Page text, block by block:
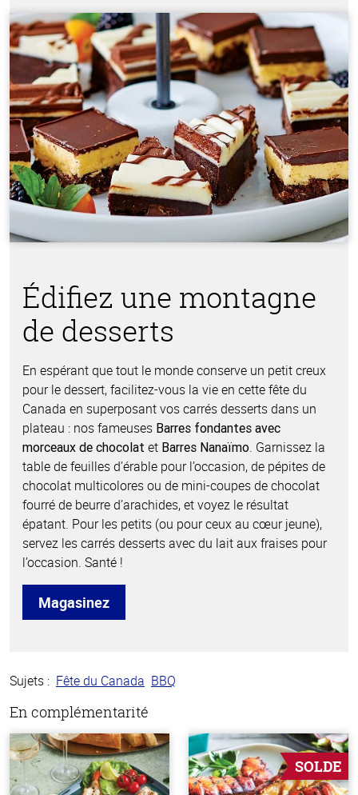
Édifiez une montagne
de desserts
En espérant que tout le monde conserve un petit creux
pour le dessert, facilitez-vous la vie en cette fête du
Canada en superposant vos carrés desserts dans un
plateau : nos fameuses Barres fondantes avec
morceaux de chocolat et Barres Nanaïmo. Garnissez la
table de feuilles d’érable pour l’occasion, de pépites de
chocolat multicolores ou de mini-coupes de chocolat
fourré de beurre d’arachides, et voyez le résultat
épatant. Pour les petits (ou pour ceux au cœur jeune),
servez les carrés desserts avec du lait aux fraises pour
l’occasion. Santé !
Magasinez
Sujets : Fête du Canada BBQ
En complémentarité
SOLDE